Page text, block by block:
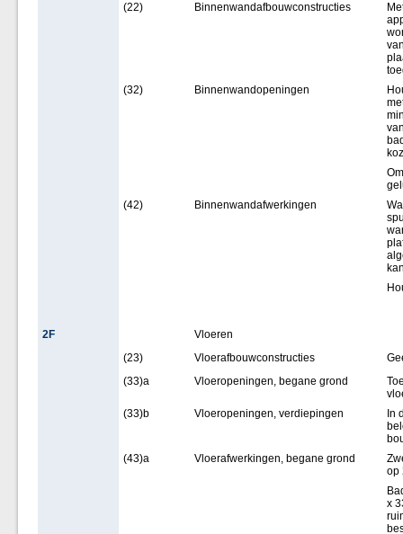
(22)
Binnenwandafbouwconstructies
(32)
Binnenwandopeningen
(42)
Binnenwandafwerkingen
2F
Vloeren
(23)
Vloerafbouwconstructies
(33)a
Vloeropeningen, begane grond
(33)b
Vloeropeningen, verdiepingen
In
(43)a
Vloerafwerkingen, begane grond
op
x